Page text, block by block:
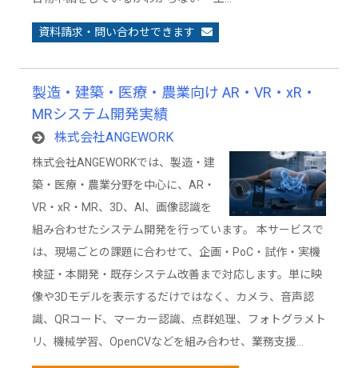
資料請求・問い合わせできます
製造・建築・医療・農業向け AR・VR・xR・
MRシステム開発実績
株式会社ANGEWORK
株式会社ANGEWORKでは、製造・建
築・医療・農業分野を中心に、AR・
VR・xR・MR、3D、AI、画像認識を
組み合わせたシステム開発を行っています。 本サービスで
は、現場ごとの課題に合わせて、企画・PoC・試作・実機
検証・本開発・既存システム改善まで対応します。単に映
像や3Dモデルを表示するだけではなく、カメラ、音声認
識、QRコード、マーカー認識、点群処理、フォトグラメト
リ、機械学習、OpenCVなどを組み合わせ、業務支援…